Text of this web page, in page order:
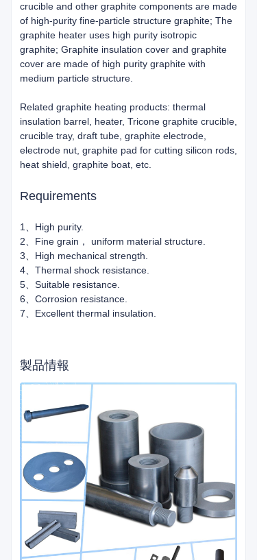
crucible and other graphite components are made
of high-purity fine-particle structure graphite; The
graphite heater uses high purity isotropic
graphite; Graphite insulation cover and graphite
cover are made of high purity graphite with
medium particle structure.
Related graphite heating products: thermal
insulation barrel, heater, Tricone graphite crucible,
crucible tray, draft tube, graphite electrode,
electrode nut, graphite pad for cutting silicon rods,
heat shield, graphite boat, etc.
Requirements
1、High purity.
2、Fine grain， uniform material structure.
3、High mechanical strength.
4、Thermal shock resistance.
5、Suitable resistance.
6、Corrosion resistance.
7、Excellent thermal insulation.
製品情報